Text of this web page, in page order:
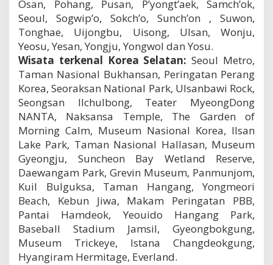
Osan, Pohang, Pusan, P’yongt’aek, Samch’ok,
Seoul, Sogwip’o, Sokch’o, Sunch’on , Suwon,
Tonghae, Uijongbu, Uisong, Ulsan, Wonju,
Yeosu, Yesan, Yongju, Yongwol dan Yosu.
Wisata terkenal Korea Selatan:Seoul Metro,
Taman Nasional Bukhansan, Peringatan Perang
Korea, Seoraksan National Park, Ulsanbawi Rock,
Seongsan Ilchulbong, Teater MyeongDong
NANTA, Naksansa Temple, The Garden of
Morning Calm, Museum Nasional Korea, Ilsan
Lake Park, Taman Nasional Hallasan, Museum
Gyeongju, Suncheon Bay Wetland Reserve,
Daewangam Park, Grevin Museum, Panmunjom,
Kuil Bulguksa, Taman Hangang, Yongmeori
Beach, Kebun Jiwa, Makam Peringatan PBB,
Pantai Hamdeok, Yeouido Hangang Park,
Baseball Stadium Jamsil, Gyeongbokgung,
Museum Trickeye, Istana Changdeokgung,
Hyangiram Hermitage, Everland.